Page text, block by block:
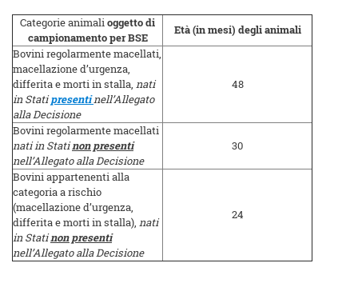
Categorie animalioggetto di
campionamento per BSE
Età (in mesi) degli animali
Bovini regolarmente macellati,
macellazione d’urgenza,
differita e morti in stalla, nati
in Statipresentinell’Allegato
alla Decisione
48
Bovini regolarmente macellati
nati in Statinon presenti
nell’Allegato alla Decisione
30
Bovini appartenenti alla
categoria a rischio
(macellazione d’urgenza,
differita e morti in stalla), nati
in Statinon presenti
nell’Allegato alla Decisione
24